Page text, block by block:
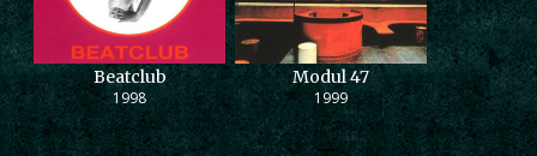
Beatclub
1998
Modul 47
1999